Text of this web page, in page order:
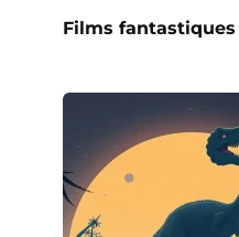
Films fantastiques